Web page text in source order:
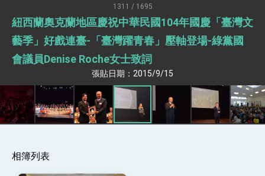
述印太安全局勢，籲深化台印尼半導體供應鏈合
作
外交部長林佳龍午宴歡迎美國聯邦參議員蓋耶哥
訪問團
外交部長林佳龍接見美國智庫「德國馬歇爾基金
會」訪問團一行，深化跨大西洋戰略夥伴關係
臺美經貿談判獲階段性成果 卓揆期勉爭取時間完
成「臺美對等貿易協定」簽署
卓揆：臺美關稅談判階段性結果有助臺灣取得有
利戰略地位 全力支持「臺美對等貿易協定」簽署
外交部與數位發展部攜手合作，整合台灣雄厚數
位實力，達成固邦榮邦目標
1311 / 1695
紐西蘭奧克蘭地區慶祝中華民國104年國慶「臺灣文
藝季」好戲連臺-「臺灣躍青春」壓軸登場-綠黨國
會議員Denise Roche女士致詞
張貼日期：2015/9/15
相簿列表